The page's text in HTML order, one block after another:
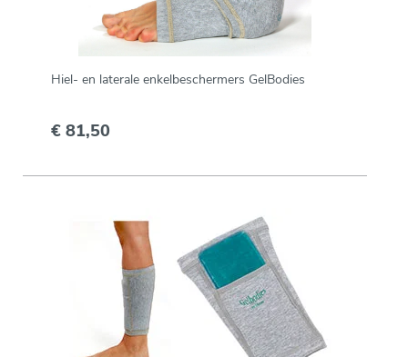
Hiel- en laterale enkelbeschermers GelBodies
€ 81,50